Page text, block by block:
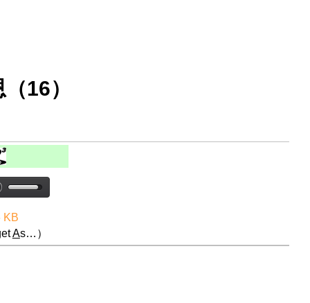
16）
KB
As…）